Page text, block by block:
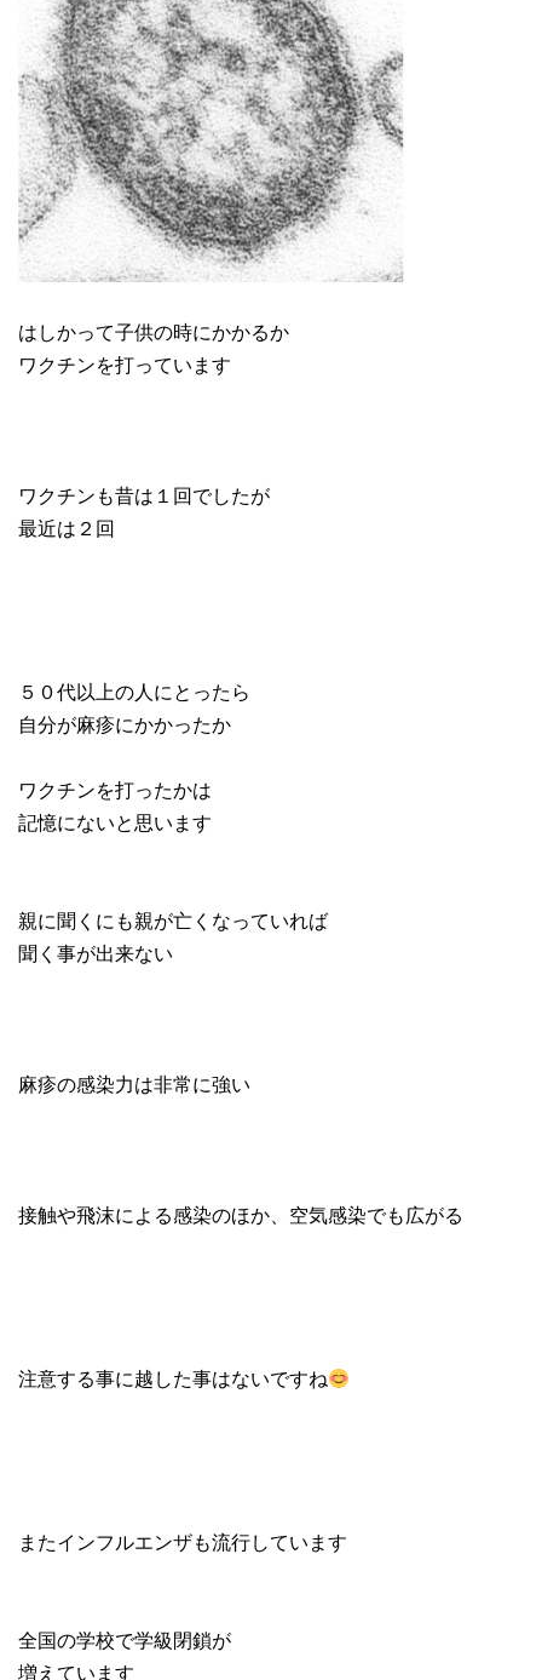
はしかって子供の時にかかるか
ワクチンを打っています
ワクチンも昔は１回でしたが
最近は２回
５０代以上の人にとったら
自分が麻疹にかかったか
ワクチンを打ったかは
記憶にないと思います
親に聞くにも親が亡くなっていれば
聞く事が出来ない
麻疹の感染力は非常に強い
接触や飛沫による感染のほか、空気感染でも広がる
注意する事に越した事はないですね
またインフルエンザも流行しています
全国の学校で学級閉鎖が
増えています